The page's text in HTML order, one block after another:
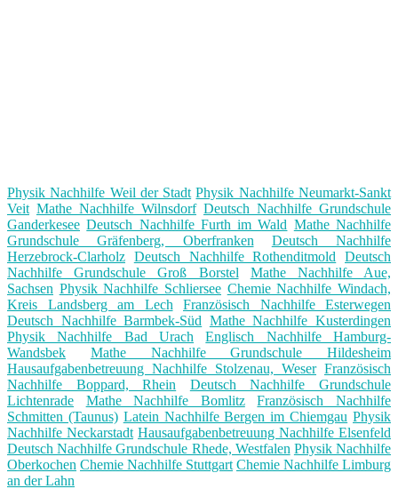
Physik Nachhilfe Weil der Stadt Physik Nachhilfe Neumarkt-Sankt
Veit Mathe Nachhilfe Wilnsdorf Deutsch Nachhilfe Grundschule
Ganderkesee Deutsch Nachhilfe Furth im Wald Mathe Nachhilfe
Grundschule Gräfenberg, Oberfranken
Deutsch Nachhilfe
Herzebrock-Clarholz Deutsch Nachhilfe Rothenditmold
Deutsch
Nachhilfe Grundschule Groß Borstel
Mathe Nachhilfe Aue,
Sachsen Physik Nachhilfe Schliersee Chemie Nachhilfe Windach,
Kreis Landsberg am Lech
Französisch Nachhilfe Esterwegen
Deutsch Nachhilfe Barmbek-Süd Mathe Nachhilfe Kusterdingen
Physik Nachhilfe Bad Urach
Englisch Nachhilfe Hamburg-
Wandsbek
Mathe Nachhilfe Grundschule Hildesheim
Hausaufgabenbetreuung Nachhilfe Stolzenau, Weser Französisch
Nachhilfe Boppard, Rhein
Deutsch Nachhilfe Grundschule
Lichtenrade
Mathe Nachhilfe Bomlitz
Französisch Nachhilfe
Schmitten (Taunus) Latein Nachhilfe Bergen im Chiemgau Physik
Nachhilfe Neckarstadt Hausaufgabenbetreuung Nachhilfe Elsenfeld
Deutsch Nachhilfe Grundschule Rhede, Westfalen Physik Nachhilfe
Oberkochen Chemie Nachhilfe Stuttgart Chemie Nachhilfe Limburg
an der Lahn